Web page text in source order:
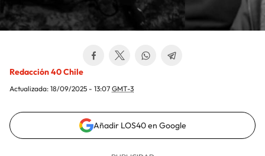
Redacción 40 Chile
Actualizada: 18/09/2025 - 13:07 GMT-3
Añadir LOS40 en Google